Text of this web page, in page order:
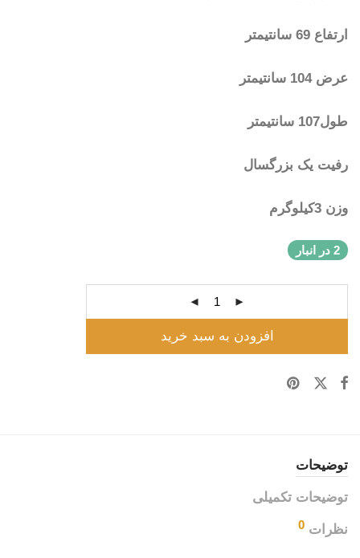
ارتفاع 69 سانتیمتر
عرض 104 سانتیمتر
طول107 سانتیمتر
رفیت یک بزرگسال
وزن 3کیلوگرم
2 در انبار
افزودن به سبد خرید
توضیحات
توضیحات تکمیلی
نظرات 0